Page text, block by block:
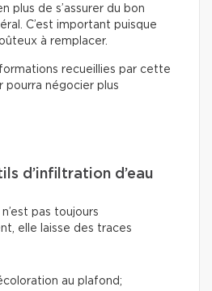
plus de s’assurer du bon
C’est important puisque
à remplacer.
recueillies par cette
pourra négocier plus
d’infiltration d’eau
pas toujours
elle laisse des traces
au plafond;